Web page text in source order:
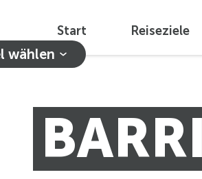
wählen
Start Reiseziele